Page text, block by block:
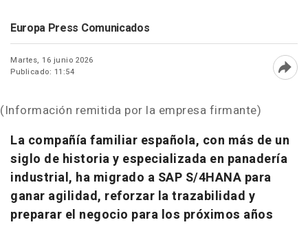
Europa Press Comunicados
Martes, 16 junio 2026
Publicado: 11:54
(Información remitida por la empresa firmante)
La compañía familiar española, con más de un
siglo de historia y especializada en panadería
industrial, ha migrado a SAP S/4HANA para
ganar agilidad, reforzar la trazabilidad y
preparar el negocio para los próximos años